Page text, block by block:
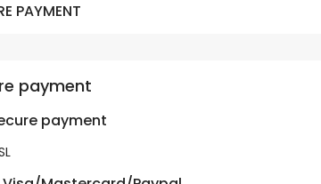
PAYMENT
payment
payment